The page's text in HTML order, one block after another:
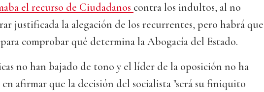
el recurso de Ciudadanos contra los indultos, al no
justificada la alegación de los recurrentes, pero habrá que
comprobar qué determina la Abogacía del Estado.
no han bajado de tono y el líder de la oposición no ha
afirmar que la decisión del socialista "será su finiquito